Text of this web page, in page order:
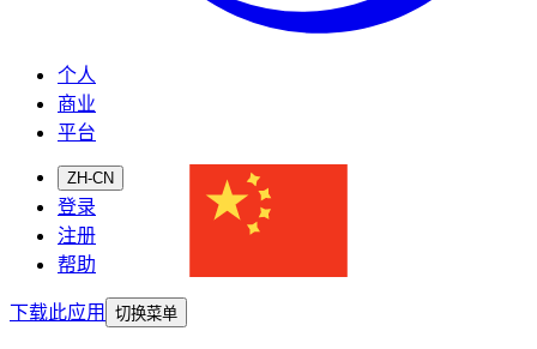
个人
商业
平台
ZH-CN
登录
注册
帮助
下载此应用
切换菜单